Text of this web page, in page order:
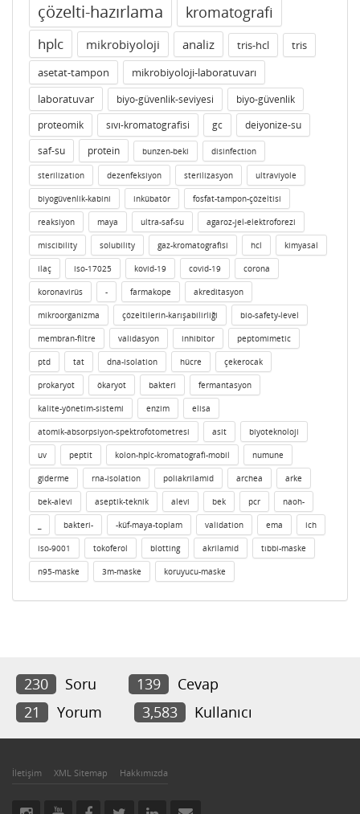
çözelti-hazırlama kromatografi
hplc mikrobiyoloji analiz tris-hcl
tris
asetat-tampon
mikrobiyoloji-laboratuvarı
laboratuvar
biyo-güvenlik-seviyesi
biyo-güvenlik
proteomik
sıvı-kromatografisi gc
deiyonize-su
saf-su
protein bunzen-beki disinfection
sterilization dezenfeksiyon sterilizasyon ultraviyole
biyogüvenlik-kabini inkübatör fosfat-tampon-çözeltisi
reaksiyon maya ultra-saf-su agaroz-jel-elektroforezi
miscibility solubility gaz-kromatografisi hcl kimyasal
ilaç iso-17025 kovid-19 covid-19 corona
koronavirüs - farmakope akreditasyon
mikroorganizma çözeltilerin-karışabilirliği bio-safety-level
membran-filtre validasyon inhibitor peptomimetic
ptd tat dna-isolation hücre çekerocak
prokaryot ökaryot bakteri fermantasyon
kalite-yönetim-sistemi enzim elisa
atomik-absorpsiyon-spektrofotometresi asit biyoteknoloji
uv peptit kolon-hplc-kromatografi-mobil numune
giderme rna-isolation poliakrilamid archea arke
bek-alevi aseptik-teknik alevi bek pcr naoh-
bakteri- -küf-maya-toplam validation ema ich
iso-9001 tokoferol blotting akrilamid tıbbi-maske
n95-maske 3m-maske koruyucu-maske
230 Soru 139
Cevap
21
Yorum 3,583 Kullanıcı
İletişim XML Sitemap Hakkımızda